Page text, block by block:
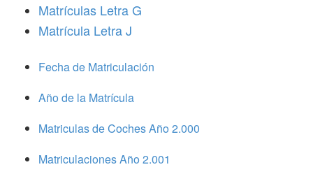
Matrículas Letra G
Matrícula Letra J
Fecha de Matriculación
Año de la Matrícula
Matriculas de Coches Año 2.000
Matriculaciones Año 2.001